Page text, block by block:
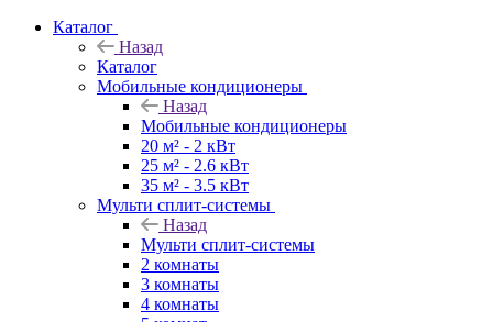
Каталог
Назад
Каталог
Мобильные кондиционеры
Назад
Мобильные кондиционеры
20 м² - 2 кВт
25 м² - 2.6 кВт
35 м² - 3.5 кВт
Мульти сплит-системы
Назад
Мульти сплит-системы
2 комнаты
3 комнаты
4 комнаты